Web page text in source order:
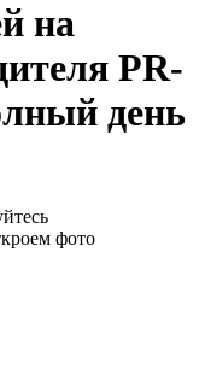
на
PR-
день
фото